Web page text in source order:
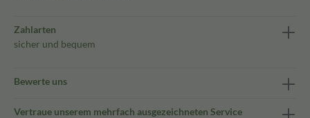
Zahlarten
sicher und bequem
Bewerte uns
Vertraue unserem mehrfach ausgezeichneten Service